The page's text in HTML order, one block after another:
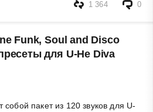
0
1 364
Funk, Soul and Disco
для U-He Diva
собой пакет из 120 звуков для U-